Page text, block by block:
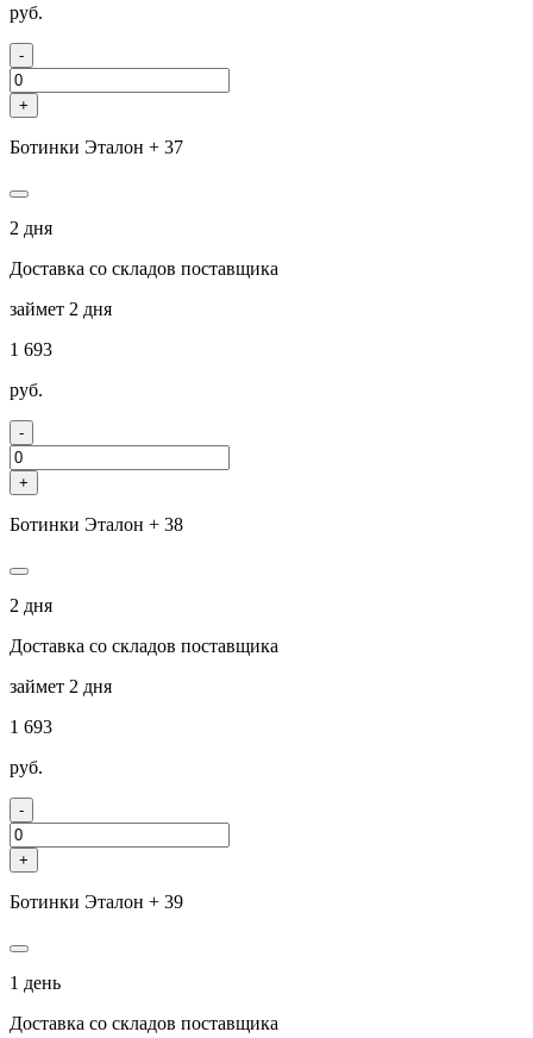
руб.
-
+
Ботинки Эталон + 37
2 дня
Доставка со складов поставщика
займет 2 дня
1 693
руб.
-
+
Ботинки Эталон + 38
2 дня
Доставка со складов поставщика
займет 2 дня
1 693
руб.
-
+
Ботинки Эталон + 39
1 день
Доставка со складов поставщика